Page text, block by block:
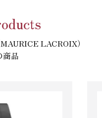
LACROIX）
商品